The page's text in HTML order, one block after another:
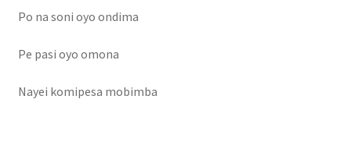
Po na soni oyo ondima
Pe pasi oyo omona
Nayei komipesa mobimba